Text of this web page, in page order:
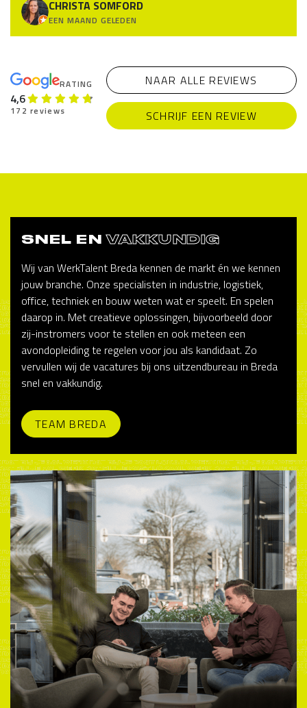
CHRISTA SOMFORD
EEN MAAND GELEDEN
RATING
4,6
172 reviews
NAAR ALLE REVIEWS
SCHRIJF EEN REVIEW
SNEL ENVAKKUNDIG
Wij van WerkTalent Breda kennen de markt én we kennen
jouw branche. Onze specialisten in industrie, logistiek,
office, techniek en bouw weten wat er speelt. En spelen
daarop in. Met creatieve oplossingen, bijvoorbeeld door
zij-instromers voor te stellen en ook meteen een
avondopleiding te regelen voor jou als kandidaat. Zo
vervullen wij de vacatures bij ons uitzendbureau in Breda
snel en vakkundig.
TEAM BREDA